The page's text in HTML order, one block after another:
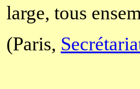
large, tous
(Paris,